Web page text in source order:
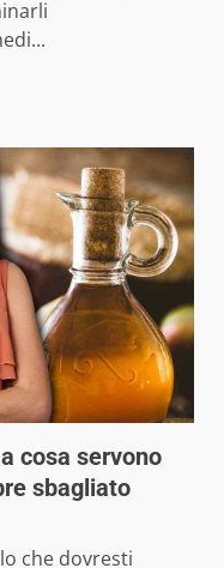
cosa servono
sbagliato
che dovresti